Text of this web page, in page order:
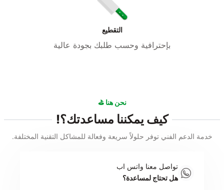
التقطيع
بإحترافية وحسب طلبك بجودة عالية
نحن هنا ⛳
كيف يمكننا مساعدتك؟!
خدمة الدعم الفني توفر حلولاً سريعة وفعالة للمشاكل التقنية المختلفة.
تواصل معنا واتس اب
هل تحتاج لمساعدة؟